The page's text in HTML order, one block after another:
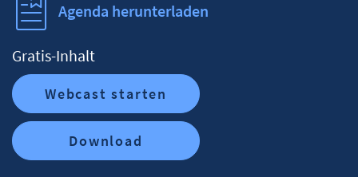
Agenda herunterladen
Gratis-Inhalt
Webcast starten
Download